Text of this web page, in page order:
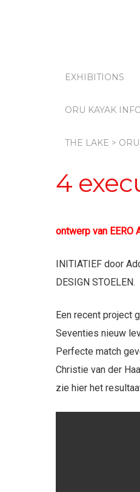
EXHIBITIONS
ORU KAYAK
THE LAKE >
4
ontwerp van EERO
INITIATIEF door
DESIGN STOELEN.
Een recent project
Seventies nieuw
Perfecte match
Christie van der
zie hier het